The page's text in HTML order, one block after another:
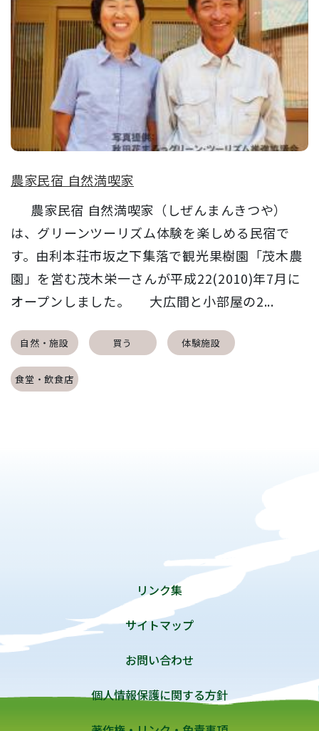
農家民宿 自然満喫家
農家民宿 自然満喫家（しぜんまんきつや）
は、グリーンツーリズム体験を楽しめる民宿で
す。由利本荘市坂之下集落で観光果樹園「茂木農
園」を営む茂木栄一さんが平成22(2010)年7月に
オープンしました。 大広間と小部屋の2...
自然・施設 買う 体験施設
食堂・飲食店
リンク集
サイトマップ
お問い合わせ
個人情報保護に関する方針